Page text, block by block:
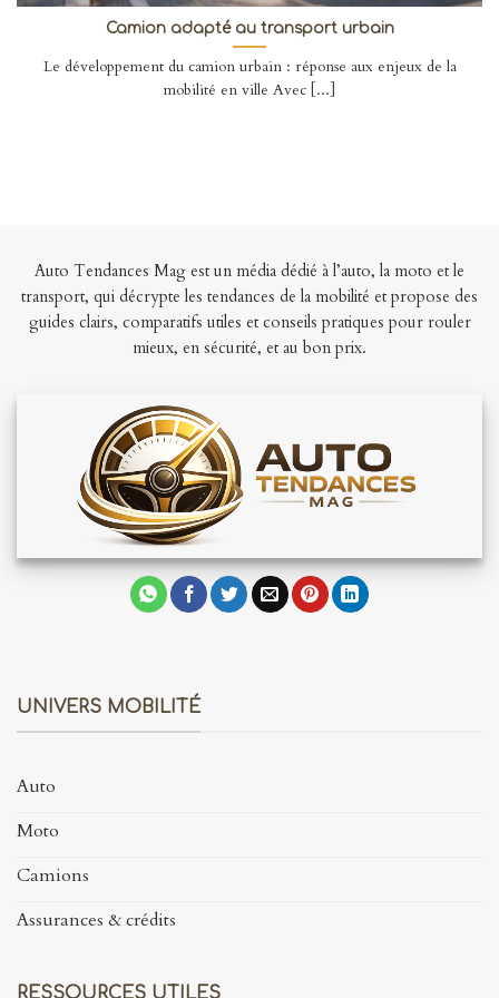
Camion adapté au transport urbain
Le développement du camion urbain : réponse aux enjeux de la
mobilité en ville Avec [...]
Auto Tendances Mag est un média dédié à l’auto, la moto et le
transport, qui décrypte les tendances de la mobilité et propose des
guides clairs, comparatifs utiles et conseils pratiques pour rouler
mieux, en sécurité, et au bon prix.
UNIVERS MOBILITÉ
Auto
Moto
Camions
Assurances & crédits
RESSOURCES UTILES